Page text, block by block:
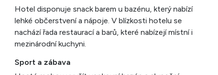
Hotel disponuje snack barem u bazénu, který nabízí
lehké občerstvení a nápoje. V blízkosti hotelu se
nachází řada restaurací a barů, které nabízejí místní i
mezinárodní kuchyni.
Sport a zábava